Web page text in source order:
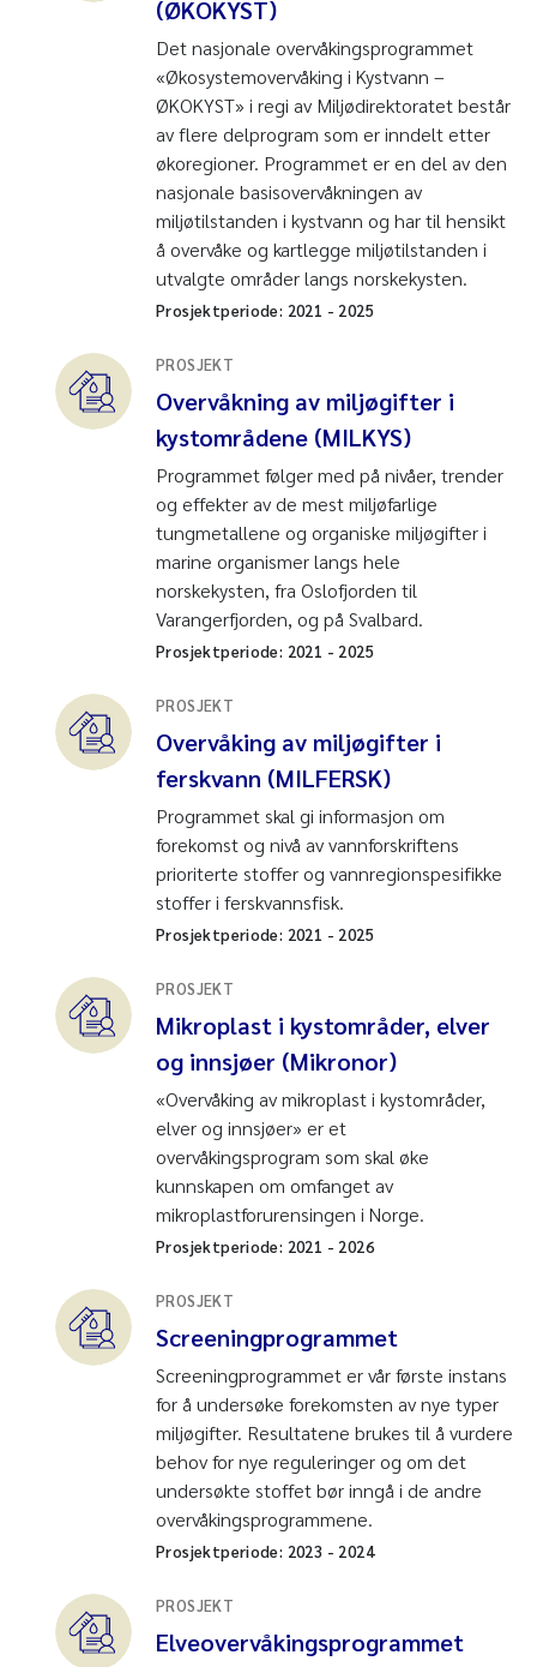
(ØKOKYST)
Det nasjonale overvåkingsprogrammet
«Økosystemovervåking i Kystvann –
ØKOKYST» i regi av Miljødirektoratet består
av flere delprogram som er inndelt etter
økoregioner. Programmet er en del av den
nasjonale basisovervåkningen av
miljøtilstanden i kystvann og har til hensikt
å overvåke og kartlegge miljøtilstanden i
utvalgte områder langs norskekysten.
Prosjektperiode: 2021 - 2025
PROSJEKT
Overvåkning av miljøgifter i
kystområdene (MILKYS)
Programmet følger med på nivåer, trender
og effekter av de mest miljøfarlige
tungmetallene og organiske miljøgifter i
marine organismer langs hele
norskekysten, fra Oslofjorden til
Varangerfjorden, og på Svalbard.
Prosjektperiode: 2021 - 2025
PROSJEKT
Overvåking av miljøgifter i
ferskvann (MILFERSK)
Programmet skal gi informasjon om
forekomst og nivå av vannforskriftens
prioriterte stoffer og vannregionspesifikke
stoffer i ferskvannsfisk.
Prosjektperiode: 2021 - 2025
PROSJEKT
Mikroplast i kystområder, elver
og innsjøer (Mikronor)
«Overvåking av mikroplast i kystområder,
elver og innsjøer» er et
overvåkingsprogram som skal øke
kunnskapen om omfanget av
mikroplastforurensingen i Norge.
Prosjektperiode: 2021 - 2026
PROSJEKT
Screeningprogrammet
Screeningprogrammet er vår første instans
for å undersøke forekomsten av nye typer
miljøgifter. Resultatene brukes til å vurdere
behov for nye reguleringer og om det
undersøkte stoffet bør inngå i de andre
overvåkingsprogrammene.
Prosjektperiode: 2023 - 2024
PROSJEKT
Elveovervåkingsprogrammet